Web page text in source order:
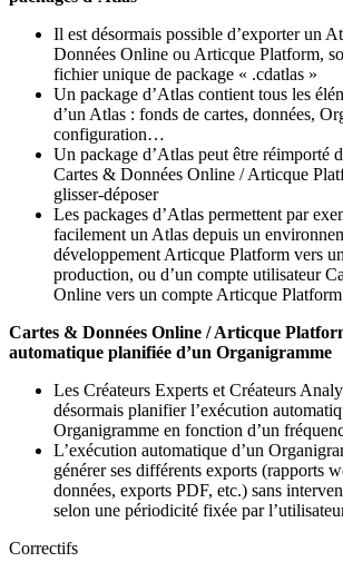
Il est désormais possible d’exporter un
Données Online ou Articque Platform,
fichier unique de package « .cdatlas »
Un package d’Atlas contient tous les
d’un Atlas : fonds de cartes, données,
configuration…
Un package d’Atlas peut être réimporté
Cartes & Données Online / Articque
glisser-déposer
Les packages d’Atlas permettent par
facilement un Atlas depuis un
développement Articque Platform vers
production, ou d’un compte utilisateur
Online vers un compte Articque
Cartes & Données Online / Articque
automatique planifiée d’un Organigramme
Les Créateurs Experts et Créateurs
désormais planifier l’exécution
Organigramme en fonction d’un
L’exécution automatique d’un
générer ses différents exports (rapports
données, exports PDF, etc.) sans
selon une périodicité fixée par
Correctifs